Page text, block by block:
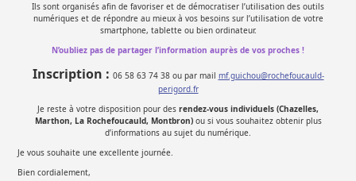
Ils sont organisés afin de favoriser et de démocratiser l’utilisation des outils
numériques et de répondre au mieux à vos besoins sur l’utilisation de votre
smartphone, tablette ou bien ordinateur.
N’oubliez pas de partager l’information auprès de vos proches !
Inscription : 06 58 63 74 38 ou par mail mf.guichou@rochefoucauld-
perigord.fr
Je reste à votre disposition pour des rendez-vous individuels (Chazelles,
Marthon, La Rochefoucauld, Montbron) ou si vous souhaitez obtenir plus
d’informations au sujet du numérique.
Je vous souhaite une excellente journée.
Bien cordialement,